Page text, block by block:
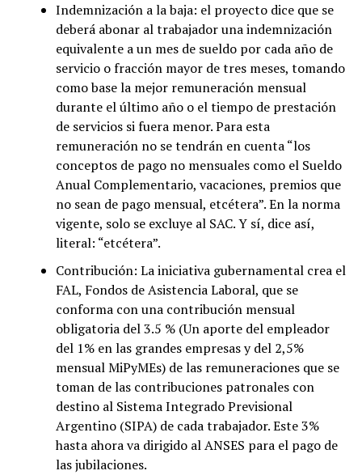
Indemnización a la baja: el proyecto dice que se
deberá abonar al trabajador una indemnización
equivalente a un mes de sueldo por cada año de
servicio o fracción mayor de tres meses, tomando
como base la mejor remuneración mensual
durante el último año o el tiempo de prestación
de servicios si fuera menor. Para esta
remuneración no se tendrán en cuenta “los
conceptos de pago no mensuales como el Sueldo
Anual Complementario, vacaciones, premios que
no sean de pago mensual, etcétera”. En la norma
vigente, solo se excluye al SAC. Y sí, dice así,
literal: “etcétera”.
Contribución: La iniciativa gubernamental crea el
FAL, Fondos de Asistencia Laboral, que se
conforma con una contribución mensual
obligatoria del 3.5 % (Un aporte del empleador
del 1% en las grandes empresas y del 2,5%
mensual MiPyMEs) de las remuneraciones que se
toman de las contribuciones patronales con
destino al Sistema Integrado Previsional
Argentino (SIPA) de cada trabajador. Este 3%
hasta ahora va dirigido al ANSES para el pago de
las jubilaciones.